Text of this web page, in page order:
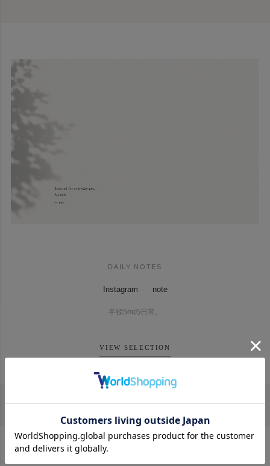
DAILY NOTES
Instagram note
半径5mの日常。
VIEW SELECTION